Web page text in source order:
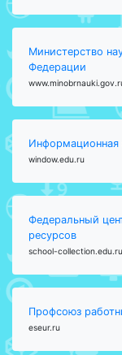
Министерство
Федерации
Информационная
window.edu.ru
Федеральный
ресурсов
school-collection.edu.ru
Профсоюз
eseur.ru